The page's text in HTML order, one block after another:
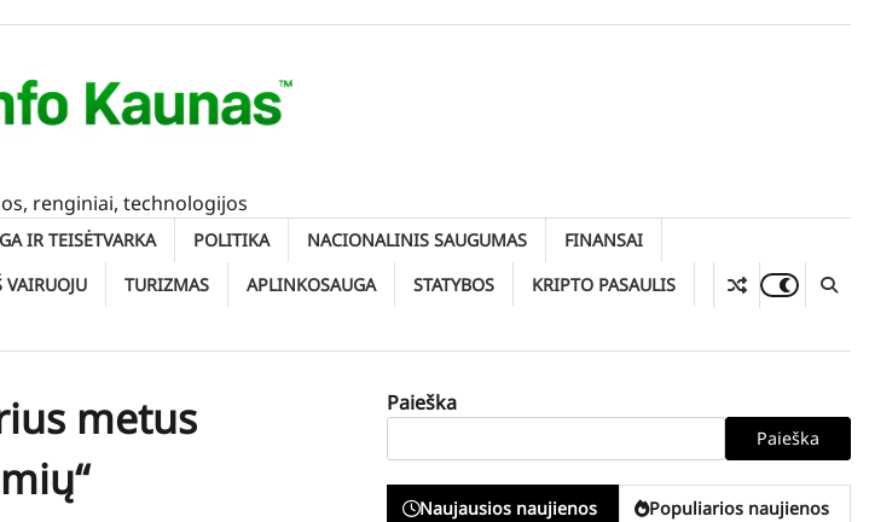
renginiai, technologijos
IR TEISĖTVARKA POLITIKA NACIONALINIS SAUGUMAS
FINANSAI
VAIRUOJU TURIZMAS APLINKOSAUGA STATYBOS
KRIPTO PASAULIS
metus
Paieška
Paieška
Naujausios naujienos Populiarios naujienos